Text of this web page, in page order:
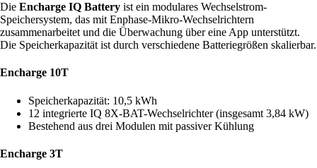
Die Encharge IQ Battery ist ein modulares Wechselstrom-
Speichersystem, das mit Enphase-Mikro-Wechselrichtern
zusammenarbeitet und die Überwachung über eine App unterstützt.
Die Speicherkapazität ist durch verschiedene Batteriegrößen skalierbar.
Encharge 10T
Speicherkapazität: 10,5 kWh
12 integrierte IQ 8X-BAT-Wechselrichter (insgesamt 3,84 kW)
Bestehend aus drei Modulen mit passiver Kühlung
Encharge 3T